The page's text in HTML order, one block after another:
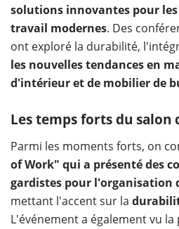
solutions innovantes pour
travail modernes. Des
ont exploré la durabilité,
les nouvelles tendances en
d'intérieur et de mobilier de
Les temps forts du salon
Parmi les moments forts, on
of Work" qui a présenté des
gardistes pour l'organisation
mettant l'accent sur la
L'événement a également vu